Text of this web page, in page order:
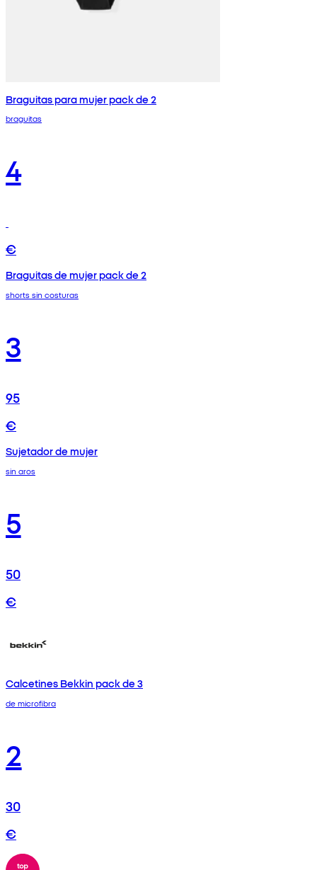
Braguitas para mujer pack de 2
braguitas
4
€
Braguitas de mujer pack de 2
shorts sin costuras
3
95
€
Sujetador de mujer
sin aros
5
50
€
Calcetines Bekkin pack de 3
de microfibra
2
30
€